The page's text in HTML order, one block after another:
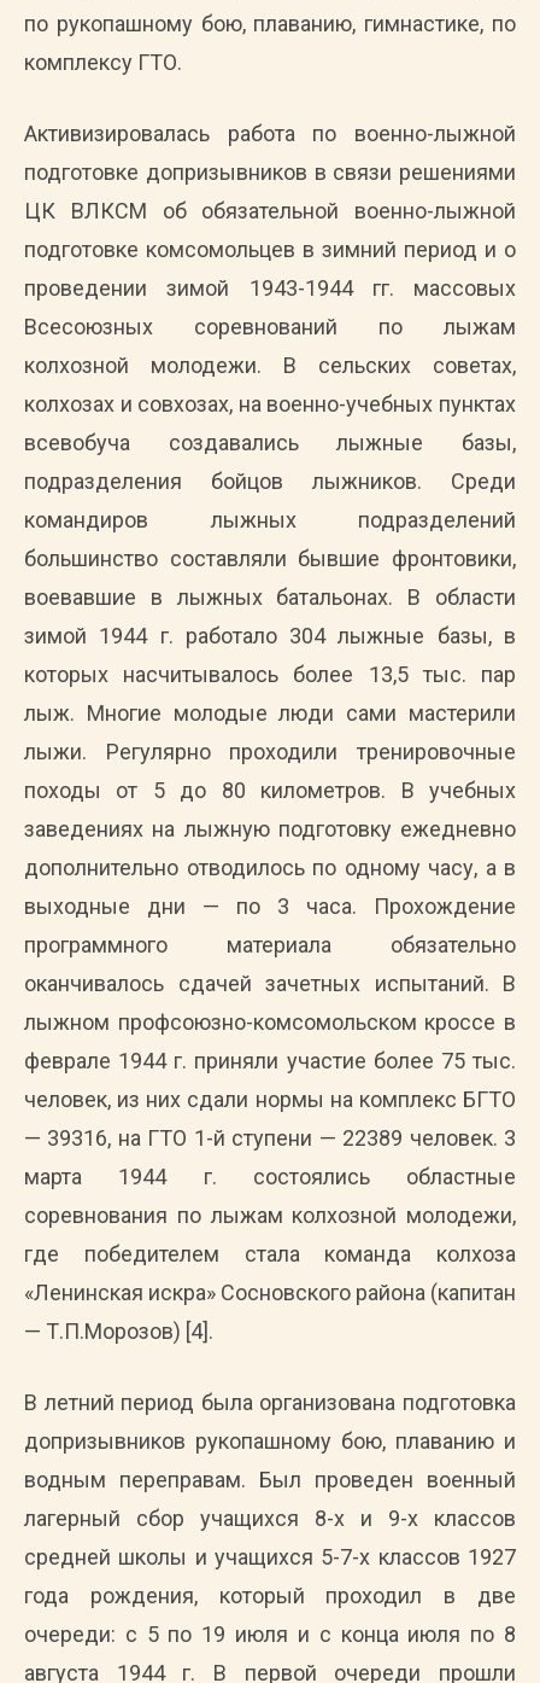
по рукопашному бою, плаванию, гимнастике, по
комплексу ГТО.
Активизировалась работа по военно-лыжной
подготовке допризывников в связи решениями
ЦК ВЛКСМ об обязательной военно-лыжной
подготовке комсомольцев в зимний период и о
проведении зимой 1943-1944 гг. массовых
Всесоюзных соревнований по лыжам
колхозной молодежи. В сельских советах,
колхозах и совхозах, на военно-учебных пунктах
всевобуча создавались лыжные базы,
подразделения бойцов лыжников. Среди
командиров лыжных подразделений
большинство составляли бывшие фронтовики,
воевавшие в лыжных батальонах. В области
зимой 1944 г. работало 304 лыжные базы, в
которых насчитывалось более 13,5 тыс. пар
лыж. Многие молодые люди сами мастерили
лыжи. Регулярно проходили тренировочные
походы от 5 до 80 километров. В учебных
заведениях на лыжную подготовку ежедневно
дополнительно отводилось по одному часу, а в
выходные дни — по 3 часа. Прохождение
программного материала обязательно
оканчивалось сдачей зачетных испытаний. В
лыжном профсоюзно-комсомольском кроссе в
феврале 1944 г. приняли участие более 75 тыс.
человек, из них сдали нормы на комплекс БГТО
— 39316, на ГТО 1-й ступени — 22389 человек. 3
марта 1944 г. состоялись областные
соревнования по лыжам колхозной молодежи,
где победителем стала команда колхоза
«Ленинская искра» Сосновского района (капитан
— Т.П.Морозов) [4].
В летний период была организована подготовка
допризывников рукопашному бою, плаванию и
водным переправам. Был проведен военный
лагерный сбор учащихся 8-х и 9-х классов
средней школы и учащихся 5-7-х классов 1927
года рождения, который проходил в две
очереди: с 5 по 19 июля и с конца июля по 8
августа 1944 г. В первой очереди прошли